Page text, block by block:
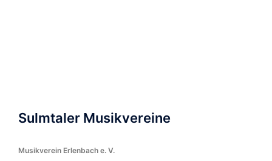
Sulmtaler Musikvereine
Musikverein Erlenbach e. V.